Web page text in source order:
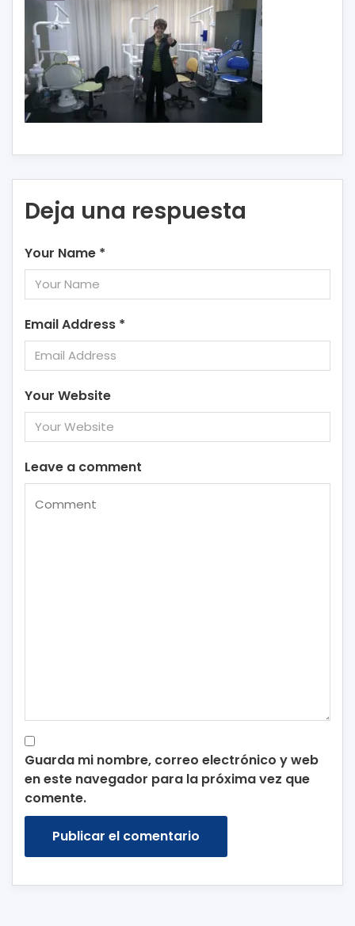
Deja una respuesta
Your Name *
Email Address *
Your Website
Leave a comment
Guarda mi nombre, correo electrónico y web
en este navegador para la próxima vez que
comente.